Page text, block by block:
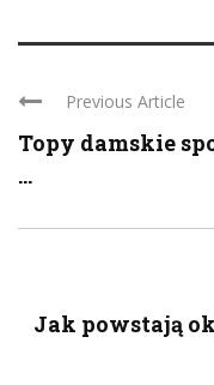
Previous Article
Topy damskie
...
Jak powstają